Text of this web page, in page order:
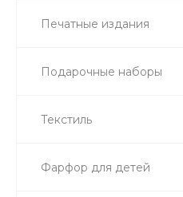
Печатные издания
Подарочные наборы
Текстиль
Фарфор для детей